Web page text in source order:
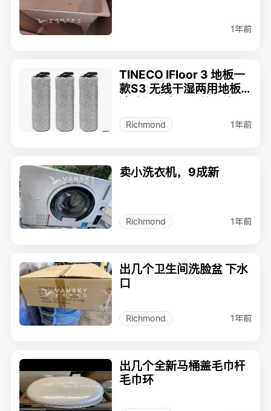
1年前
TINECO IFloor 3 地板一
款S3 无线干湿两用地板
三个共10刀自取
Richmond 1年前
卖小洗衣机，9成新
Richmond 1年前
出几个卫生间洗脸盆 下水
口
Richmond 1年前
出几个全新马桶盖毛巾杆
毛巾环